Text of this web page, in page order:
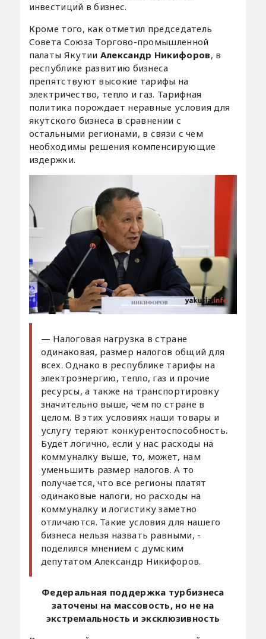
инвестиций в бизнес.
Кроме того, как отметил председатель
Совета Союза Торгово-промышленной
палаты Якутии Александр Никифоров, в
республике развитию бизнеса
препятствуют высокие тарифы на
электричество, тепло и газ. Тарифная
политика порождает неравные условия для
якутского бизнеса в сравнении с
остальными регионами, в связи с чем
необходимы решения компенсирующие
издержки.
— Налоговая нагрузка в стране
одинаковая, размер налогов общий для
всех. Однако в республике тарифы на
электроэнергию, тепло, газ и прочие
ресурсы, а также на транспортировку
значительно выше, чем по стране в
целом. В этих условиях наши товары и
услугу теряют конкурентоспособность.
Будет логично, если у нас расходы на
коммуналку выше, то, может, нам
уменьшить размер налогов. А то
получается, что все регионы платят
одинаковые налоги, но расходы на
коммуналку и логистику заметно
отличаются. Такие условия для нашего
бизнеса нельзя назвать равными, -
поделился мнением с думским
депутатом Александр Никифоров.
Федеральная поддержка турбизнеса
заточены на массовость, но не на
экстремальность и эксклюзивность